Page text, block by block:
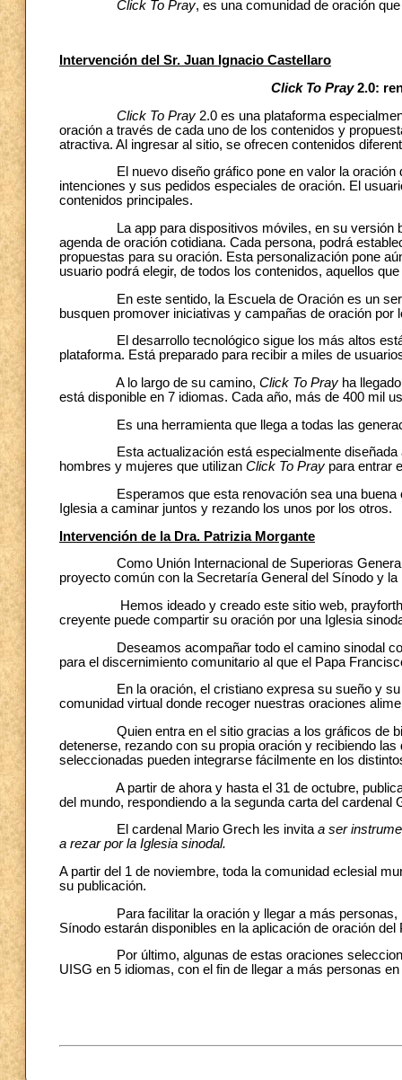
Click To Pray, es una comunidad de oración
Intervención del Sr. Juan Ignacio Castellaro
Click To Pray2.0:
Click To Pray 2.0 es una plataforma
oración a través de cada uno de los contenidos y
atractiva. Al ingresar al sitio, se ofrecen contenidos
El nuevo diseño gráfico pone en valor la oración del
intenciones y sus pedidos especiales de oración. El
contenidos principales.
La app para dispositivos móviles, en su versión
agenda de oración cotidiana. Cada persona, podrá
propuestas para su oración. Esta personalización pone
usuario podrá elegir, de todos los contenidos, aquellos
En este sentido, la Escuela de Oración es un
busquen promover iniciativas y campañas de oración
El desarrollo tecnológico sigue los más altos
plataforma. Está preparado para recibir a miles de
A lo largo de su camino, Click To Pray ha
está disponible en 7 idiomas. Cada año, más de 400 mil
Es una herramienta que llega a todas las
Esta actualización está especialmente diseñada a
hombres y mujeres que utilizan Click To Pray para entrar
Esperamos que esta renovación sea una buena
Iglesia a caminar juntos y rezando los unos por los otros.
Intervención de la Dra. Patrizia Morgante
Como Unión Internacional de Superioras Generales
proyecto común con la Secretaría General del Sínodo y
Hemos ideado y creado este sitio web,
creyente puede compartir su oración por una Iglesia
Deseamos acompañar todo el camino sinodal con
para el discernimiento comunitario al que el Papa
En la oración, el cristiano expresa su sueño y su
comunidad virtual donde recoger nuestras oraciones
Quien entra en el sitio gracias a los gráficos de
detenerse, rezando con su propia oración y recibiendo
seleccionadas pueden integrarse fácilmente en los
A partir de ahora y hasta el 31 de octubre,
del mundo, respondiendo a la segunda carta del cardenal
El cardenal Mario Grech les invita a ser
a rezar por la Iglesia sinodal.
A partir del 1 de noviembre, toda la comunidad eclesial
su publicación.
Para facilitar la oración y llegar a más personas, las
Sínodo estarán disponibles en la aplicación de oración del
Por último, algunas de estas oraciones
UISG en 5 idiomas, con el fin de llegar a más personas